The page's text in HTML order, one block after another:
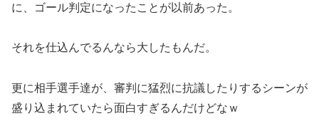
に、ゴール判定になったことが以前あった。
それを仕込んでるんなら大したもんだ。
更に相手選手達が、審判に猛烈に抗議したりするシーンが
盛り込まれていたら面白すぎるんだけどなｗ